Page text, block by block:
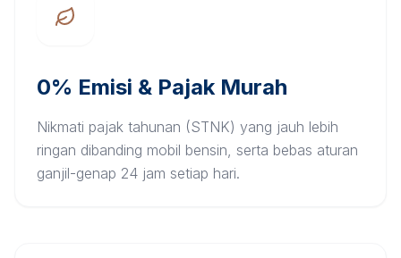
0% Emisi & Pajak Murah
Nikmati pajak tahunan (STNK) yang jauh lebih
ringan dibanding mobil bensin, serta bebas aturan
ganjil-genap 24 jam setiap hari.